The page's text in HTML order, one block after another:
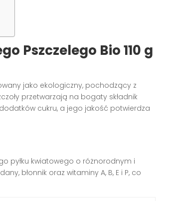
Pszczelego Bio 110 g
jako ekologiczny, pochodzący z
przetwarzają na bogaty składnik
cukru, a jego jakość potwierdza
pyłku kwiatowego o różnorodnym i
błonnik oraz witaminy A, B, E i P, co